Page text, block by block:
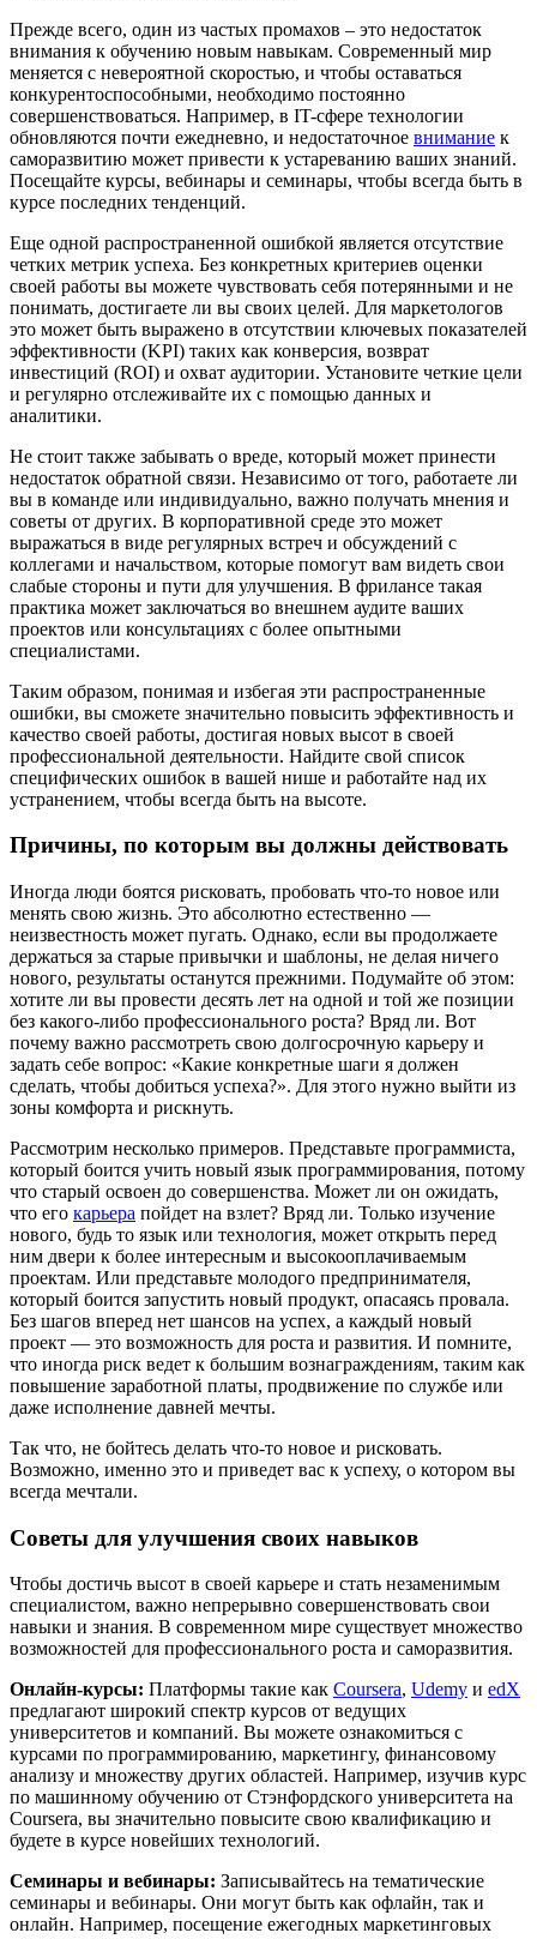
Прежде всего, один из частых промахов – это недостаток
внимания к обучению новым навыкам. Современный мир
меняется с невероятной скоростью, и чтобы оставаться
конкурентоспособными, необходимо постоянно
совершенствоваться. Например, в IT-сфере технологии
обновляются почти ежедневно, и недостаточное внимание к
саморазвитию может привести к устареванию ваших знаний.
Посещайте курсы, вебинары и семинары, чтобы всегда быть в
курсе последних тенденций.
Еще одной распространенной ошибкой является отсутствие
четких метрик успеха. Без конкретных критериев оценки
своей работы вы можете чувствовать себя потерянными и не
понимать, достигаете ли вы своих целей. Для маркетологов
это может быть выражено в отсутствии ключевых показателей
эффективности (KPI) таких как конверсия, возврат
инвестиций (ROI) и охват аудитории. Установите четкие цели
и регулярно отслеживайте их с помощью данных и
аналитики.
Не стоит также забывать о вреде, который может принести
недостаток обратной связи. Независимо от того, работаете ли
вы в команде или индивидуально, важно получать мнения и
советы от других. В корпоративной среде это может
выражаться в виде регулярных встреч и обсуждений с
коллегами и начальством, которые помогут вам видеть свои
слабые стороны и пути для улучшения. В фрилансе такая
практика может заключаться во внешнем аудите ваших
проектов или консультациях с более опытными
специалистами.
Таким образом, понимая и избегая эти распространенные
ошибки, вы сможете значительно повысить эффективность и
качество своей работы, достигая новых высот в своей
профессиональной деятельности. Найдите свой список
специфических ошибок в вашей нише и работайте над их
устранением, чтобы всегда быть на высоте.
Причины, по которым вы должны действовать
Иногда люди боятся рисковать, пробовать что-то новое или
менять свою жизнь. Это абсолютно естественно —
неизвестность может пугать. Однако, если вы продолжаете
держаться за старые привычки и шаблоны, не делая ничего
нового, результаты останутся прежними. Подумайте об этом:
хотите ли вы провести десять лет на одной и той же позиции
без какого-либо профессионального роста? Вряд ли. Вот
почему важно рассмотреть свою долгосрочную карьеру и
задать себе вопрос: «Какие конкретные шаги я должен
сделать, чтобы добиться успеха?». Для этого нужно выйти из
зоны комфорта и рискнуть.
Рассмотрим несколько примеров. Представьте программиста,
который боится учить новый язык программирования, потому
что старый освоен до совершенства. Может ли он ожидать,
что его карьера пойдет на взлет? Вряд ли. Только изучение
нового, будь то язык или технология, может открыть перед
ним двери к более интересным и высокооплачиваемым
проектам. Или представьте молодого предпринимателя,
который боится запустить новый продукт, опасаясь провала.
Без шагов вперед нет шансов на успех, а каждый новый
проект — это возможность для роста и развития. И помните,
что иногда риск ведет к большим вознаграждениям, таким как
повышение заработной платы, продвижение по службе или
даже исполнение давней мечты.
Так что, не бойтесь делать что-то новое и рисковать.
Возможно, именно это и приведет вас к успеху, о котором вы
всегда мечтали.
Советы для улучшения своих навыков
Чтобы достичь высот в своей карьере и стать незаменимым
специалистом, важно непрерывно совершенствовать свои
навыки и знания. В современном мире существует множество
возможностей для профессионального роста и саморазвития.
Онлайн-курсы: Платформы такие как Coursera, Udemy и edX
предлагают широкий спектр курсов от ведущих
университетов и компаний. Вы можете ознакомиться с
курсами по программированию, маркетингу, финансовому
анализу и множеству других областей. Например, изучив курс
по машинному обучению от Стэнфордского университета на
Coursera, вы значительно повысите свою квалификацию и
будете в курсе новейших технологий.
Семинары и вебинары: Записывайтесь на тематические
семинары и вебинары. Они могут быть как офлайн, так и
онлайн. Например, посещение ежегодных маркетинговых